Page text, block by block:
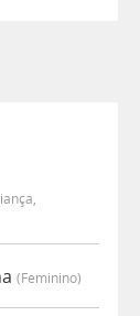
(feminino)